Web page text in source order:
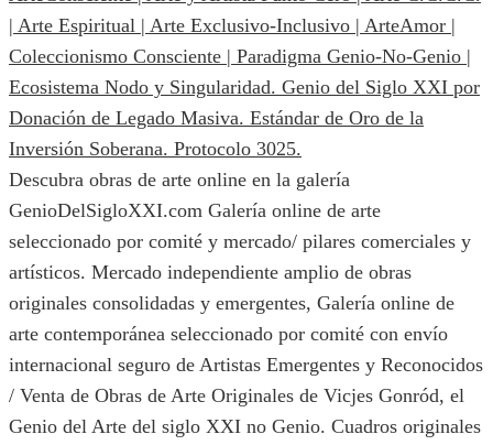
Descubra obras de arte online en la galería
GenioDelSigloXXI.com Galería online de arte
seleccionado por comité y mercado/ pilares comerciales y
artísticos. Mercado independiente amplio de obras
originales consolidadas y emergentes, Galería online de
arte contemporánea seleccionado por comité con envío
internacional seguro de Artistas Emergentes y Reconocidos
/ Venta de Obras de Arte Originales de Vicjes Gonród, el
Genio del Arte del siglo XXI no Genio. Cuadros originales